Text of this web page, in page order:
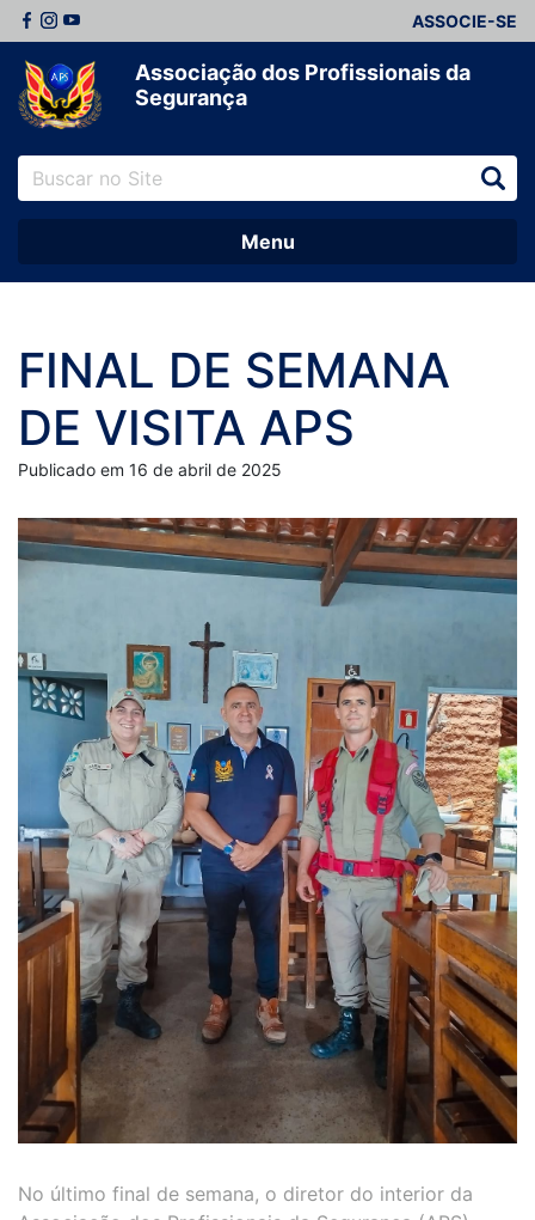
ASSOCIE-SE
Associação dos Profissionais da
Segurança
Menu
FINAL DE SEMANA
DE VISITA APS
Publicado em 16 de abril de 2025
No último final de semana, o diretor do interior da